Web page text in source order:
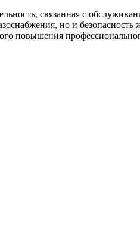
связанная с
но и
повышения